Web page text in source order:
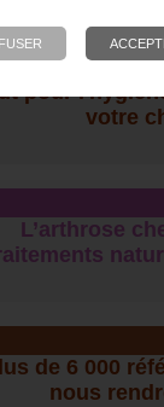
pour
votre
L’arthrose
de 6 000
nous